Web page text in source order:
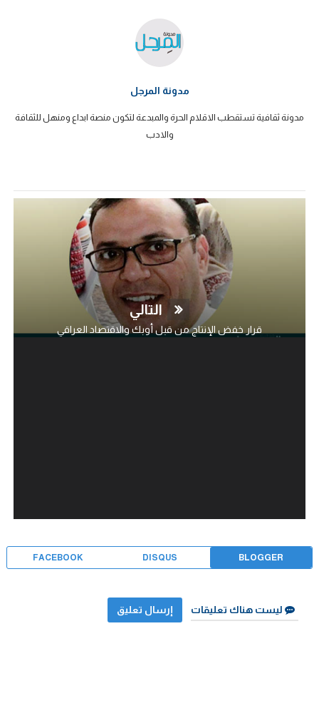
مدونة المرجل
مدونة ثقافية تستقطب الاقلام الحرة والمبدعة لتكون منصة ابداع ومنهل للثقافة
والادب
التالي
قرار خفض الإنتاج من قبل أوبك والاقتصاد العراقي
BLOGGER
DISQUS
FACEBOOK
ليست هناك تعليقات إرسال تعليق